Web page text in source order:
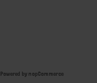
Powered by nopCommerce